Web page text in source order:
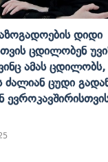
Დიდი
Ცდილობენ
Ამას
Ძალიან Ცუდი